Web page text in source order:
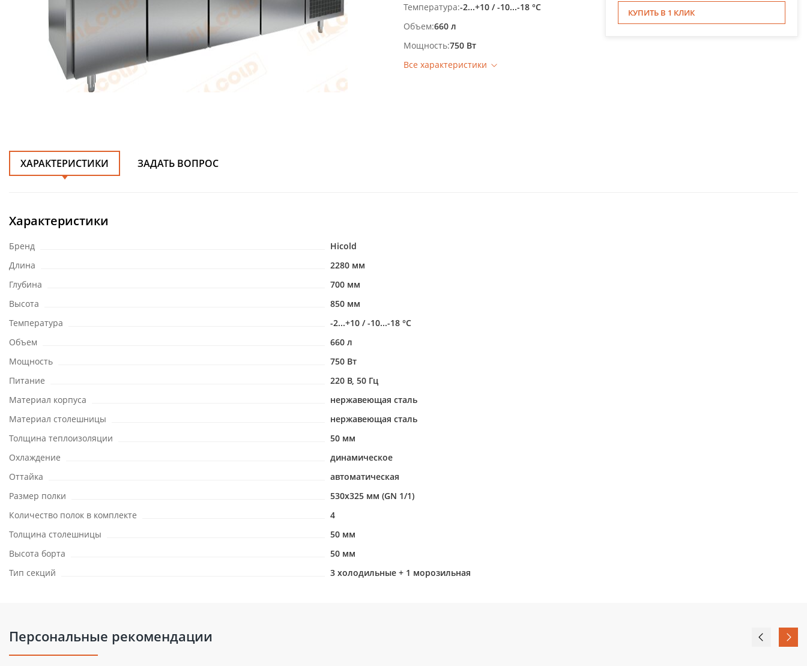
Температура -2...+10 / -10...-18 °С
Объем 660 л
Мощность 750 Вт
Все характеристики
КУПИТЬ В 1 КЛИК
ХАРАКТЕРИСТИКИ ЗАДАТЬ ВОПРОС
Характеристики
Бренд
Hicold
Длина
2280 мм
Глубина
700 мм
Высота
850 мм
Температура
-2...+10 / -10...-18 °С
Объем
660 л
Мощность
750 Вт
Питание
220 В, 50 Гц
Материал корпуса
нержавеющая сталь
Материал столешницы
нержавеющая сталь
Толщина теплоизоляции
50 мм
Охлаждение
динамическое
Оттайка
автоматическая
Размер полки
530х325 мм (GN 1/1)
Количество полок в комплекте
4
Толщина столешницы
50 мм
Высота борта
50 мм
Тип секций
3 холодильные + 1 морозильная
Персональные рекомендации